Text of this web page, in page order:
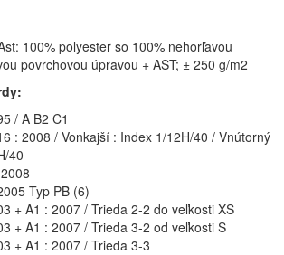
100% polyester so 100% nehorľavou
povrchovou úpravou + AST; ± 250 g/m2
/ A B2 C1
: 2008 / Vonkajší : Index 1/12H/40 / Vnútorný
40
Typ PB (6)
+ A1 : 2007 / Trieda 2-2 do veľkosti XS
+ A1 : 2007 / Trieda 3-2 od veľkosti S
+ A1 : 2007 / Trieda 3-3